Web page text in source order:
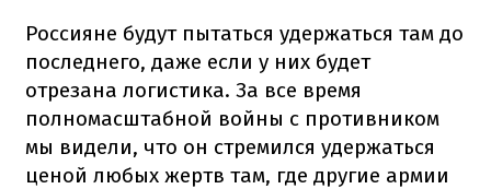
Россияне будут пытаться удержаться там до
последнего, даже если у них будет
отрезана логистика. За все время
полномасштабной войны с противником
мы видели, что он стремился удержаться
ценой любых жертв там, где другие армии